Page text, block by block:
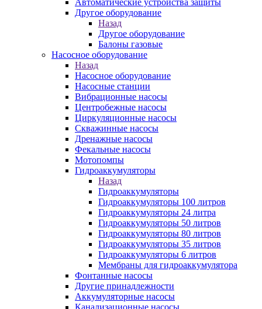
Автоматические устройства защиты
Другое оборудование
Назад
Другое оборудование
Балоны газовые
Насосное оборудование
Назад
Насосное оборудование
Насосные станции
Вибрационные насосы
Центробежные насосы
Циркуляционные насосы
Скважинные насосы
Дренажные насосы
Фекальные насосы
Мотопомпы
Гидроаккумуляторы
Назад
Гидроаккумуляторы
Гидроаккумуляторы 100 литров
Гидроаккумуляторы 24 литра
Гидроаккумуляторы 50 литров
Гидроаккумуляторы 80 литров
Гидроаккумуляторы 35 литров
Гидроаккумуляторы 6 литров
Мембраны для гидроаккумулятора
Фонтанные насосы
Другие принадлежности
Аккумуляторные насосы
Канализационные насосы